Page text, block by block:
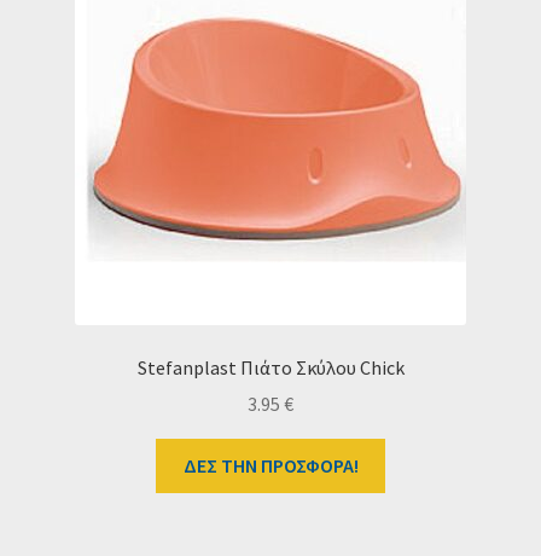
Stefanplast Πιάτο Σκύλου Chick
3.95 €
ΔΕΣ ΤΗΝ ΠΡΟΣΦΟΡΑ!